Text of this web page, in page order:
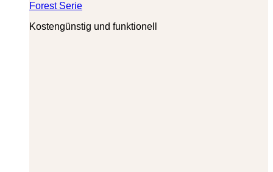
Forest Serie
Kostengünstig und funktionell